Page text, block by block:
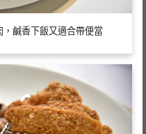
鹹香下飯又適合帶便當